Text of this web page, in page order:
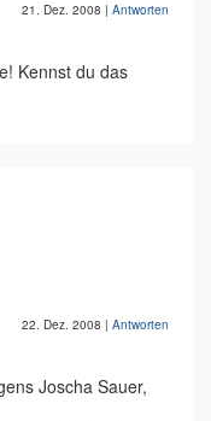
21. Dez. 2008 | Antworten
Kennst du das
22. Dez. 2008 | Antworten
Joscha Sauer,